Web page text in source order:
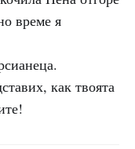
време я
как твоята